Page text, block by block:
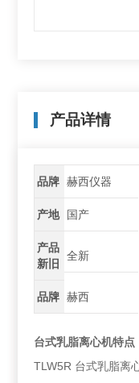
产品详情
品牌 赫西仪器
产地 国产
产品
新旧
全新
品牌 赫西
台式乳脂离心机特点
TLW5R 台式乳脂离